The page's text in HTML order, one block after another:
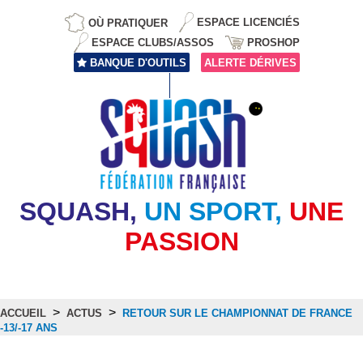
OÙ PRATIQUER
ESPACE LICENCIÉS
ESPACE CLUBS/ASSOS
PROSHOP
BANQUE D'OUTILS
ALERTE DÉRIVES
SQUASH, UN SPORT, UNE
PASSION
ACCUEIL > ACTUS > RETOUR SUR LE CHAMPIONNAT DE FRANCE
-13/-17 ANS